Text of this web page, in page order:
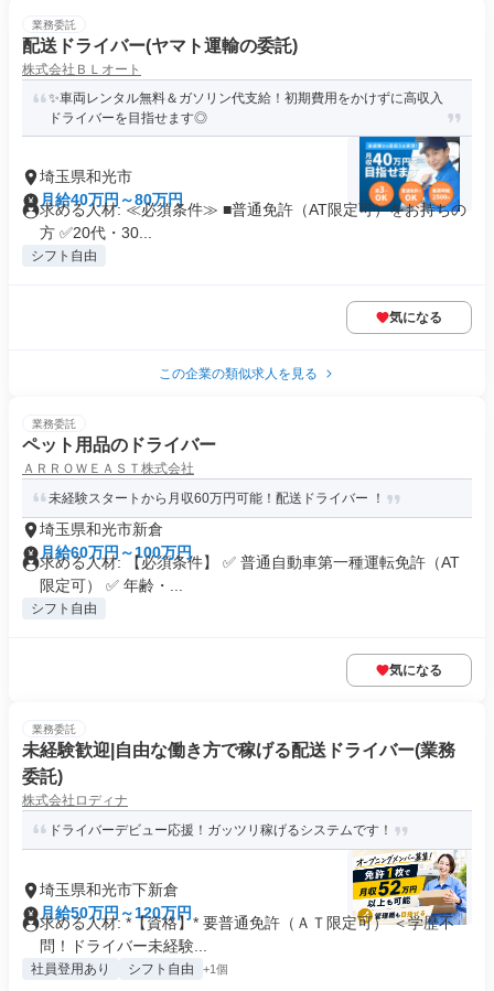
業務委託
配送ドライバー(ヤマト運輸の委託)
株式会社ＢＬオート
✨車両レンタル無料＆ガソリン代支給！初期費用をかけずに高収入
ドライバーを目指せます◎
埼玉県和光市
月給40万円～80万円
求める人材: ≪必須条件≫ ■普通免許（AT限定可）をお持ちの
方 ✅️20代・30...
シフト自由
気になる
この企業の類似求人を見る
業務委託
ペット用品のドライバー
ＡＲＲＯＷＥＡＳＴ株式会社
未経験スタートから月収60万円可能！配送ドライバー ！
埼玉県和光市新倉
月給60万円～100万円
求める人材: 【必須条件】 ✅ 普通自動車第一種運転免許（AT
限定可） ✅ 年齢・...
シフト自由
気になる
業務委託
未経験歓迎|自由な働き方で稼げる配送ドライバー(業務
委託)
株式会社ロディナ
ドライバーデビュー応援！ガッツリ稼げるシステムです！
埼玉県和光市下新倉
月給50万円～120万円
求める人材: *【資格】* 要普通免許（ＡＴ限定可） ＜学歴不
問！ドライバー未経験...
社員登用あり シフト自由 +1個